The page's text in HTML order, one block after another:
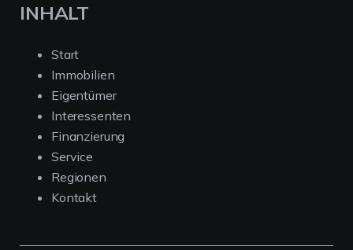
INHALT
Start
Immobilien
Eigentümer
Interessenten
Finanzierung
Service
Regionen
Kontakt